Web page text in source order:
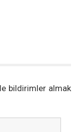
bildirimler almak